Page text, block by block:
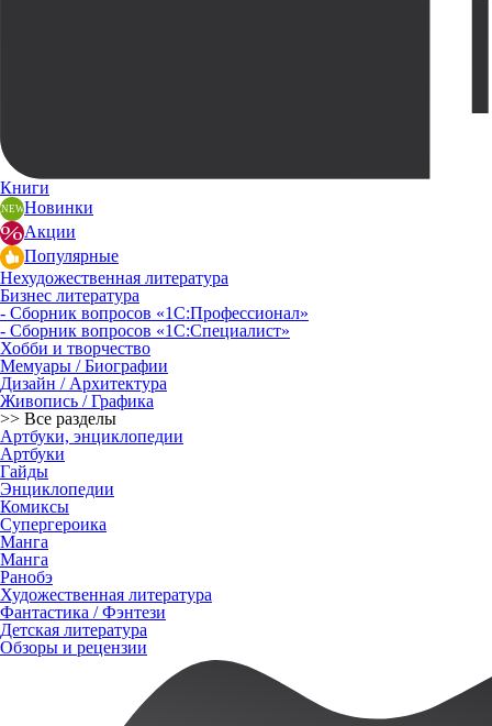
Книги
Новинки
Акции
Популярные
Нехудожественная литература
Бизнес литература
- Сборник вопросов «1С:Профессионал»
- Сборник вопросов «1С:Специалист»
Хобби и творчество
Мемуары / Биографии
Дизайн / Архитектура
Живопись / Графика
>> Все разделы
Артбуки, энциклопедии
Артбуки
Гайды
Энциклопедии
Комиксы
Супергероика
Манга
Манга
Ранобэ
Художественная литература
Фантастика / Фэнтези
Детская литература
Обзоры и рецензии